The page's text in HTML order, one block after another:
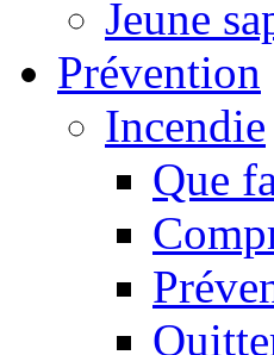
Jeune
Prévention
Incendie
Que